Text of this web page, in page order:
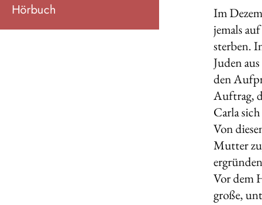
Hörbuch
Im
jemals
sterben.
Juden
den
Auftrag,
Carla
Von
Mutter
Vor dem
große,